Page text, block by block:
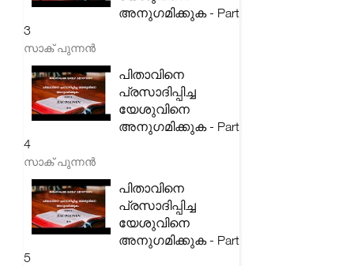
അനുഗമിക്കുക - Part
3
സാക് പുന്നൻ
പിതാവിനെ
പ്രസാദിപ്പിച്ച
യേശുവിനെ
അനുഗമിക്കുക - Part
4
സാക് പുന്നൻ
പിതാവിനെ
പ്രസാദിപ്പിച്ച
യേശുവിനെ
അനുഗമിക്കുക - Part
5